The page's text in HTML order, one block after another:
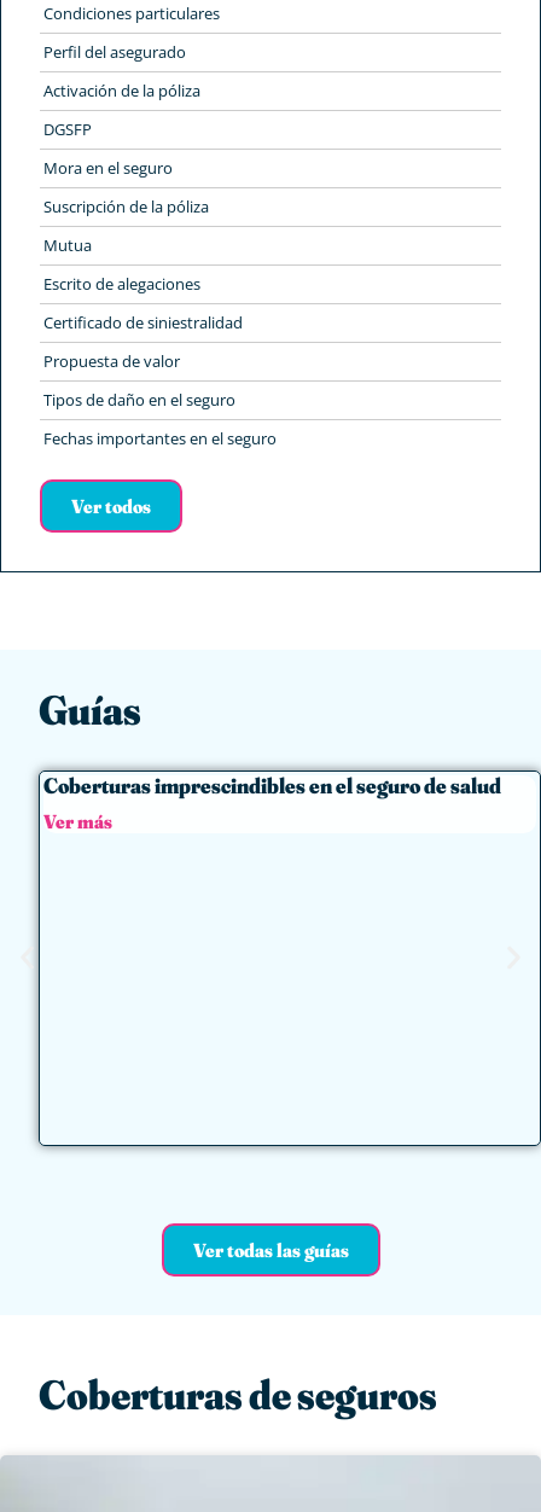
Condiciones particulares
Perfil del asegurado
Activación de la póliza
DGSFP
Mora en el seguro
Suscripción de la póliza
Mutua
Escrito de alegaciones
Certificado de siniestralidad
Propuesta de valor
Tipos de daño en el seguro
Fechas importantes en el seguro
Ver todos
Guías
Coberturas imprescindibles en el seguro de salud
Ver más
Ver todas las guías
Coberturas de seguros